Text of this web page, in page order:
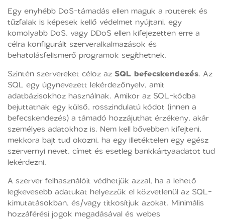
Egy enyhébb DoS-támadás ellen maguk a routerek és
tűzfalak is képesek kellő védelmet nyújtani, egy
komolyabb DoS, vagy DDoS ellen kifejezetten erre a
célra konfigurált szerveralkalmazások és
behatolásfelismerő programok segíthetnek.
Szintén szervereket céloz az SQL befecskendezés. Az
SQL egy úgynevezett lekérdezőnyelv, amit
adatbázisokhoz használnak. Amikor az SQL-kódba
bejuttatnak egy külső, rosszindulatú kódot (innen a
befecskendezés) a támadó hozzájuthat érzékeny, akár
személyes adatokhoz is. Nem kell bővebben kifejteni,
mekkora bajt tud okozni, ha egy illetéktelen egy egész
szervernyi nevet, címet és esetleg bankkártyaadatot tud
lekérdezni.
A szerver felhasználóit védhetjük azzal, ha a lehető
legkevesebb adatukat helyezzük el közvetlenül az SQL-
kimutatásokban, és/vagy titkosítjuk azokat. Minimális
hozzáférési jogok megadásával és webes